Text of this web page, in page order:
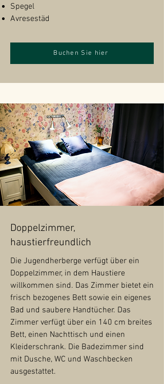
Spegel
Avresestäd
Buchen Sie hier
Doppelzimmer,
haustierfreundlich
Die Jugendherberge verfügt über ein
Doppelzimmer, in dem Haustiere
willkommen sind. Das Zimmer bietet ein
frisch bezogenes Bett sowie ein eigenes
Bad und saubere Handtücher. Das
Zimmer verfügt über ein 140 cm breites
Bett, einen Nachttisch und einen
Kleiderschrank. Die Badezimmer sind
mit Dusche, WC und Waschbecken
ausgestattet.